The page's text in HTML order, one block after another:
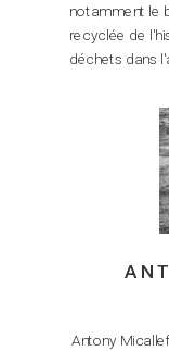
notamment le
recyclée de
déchets dans
Antony